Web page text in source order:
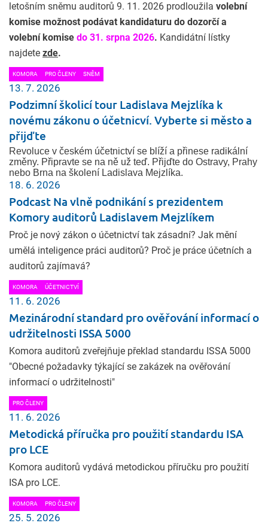
letošním sněmu auditorů 9. 11. 2026 prodloužila volební
komise možnost podávat kandidaturu do dozorčí a
volební komise do 31. srpna 2026. Kandidátní lístky
najdete zde.
KOMORA PRO ČLENY SNĚM
13. 7. 2026
Podzimní školicí tour Ladislava Mejzlíka k
novému zákonu o účetnicví. Vyberte si město a
přijďte
Revoluce v českém účetnictví se blíží a přinese radikální
změny. Připravte se na ně už teď. Přijďte do Ostravy, Prahy
nebo Brna na školení Ladislava Mejzlíka.
18. 6. 2026
Podcast Na vlně podnikání s prezidentem
Komory auditorů Ladislavem Mejzlíkem
Proč je nový zákon o účetnictví tak zásadní? Jak mění
umělá inteligence práci auditorů? Proč je práce účetních a
auditorů zajímavá?
KOMORA ÚČETNICTVÍ
11. 6. 2026
Mezinárodní standard pro ověřování informací o
udržitelnosti ISSA 5000
Komora auditorů zveřejňuje překlad standardu ISSA 5000
"Obecné požadavky týkající se zakázek na ověřování
informací o udržitelnosti"
PRO ČLENY
11. 6. 2026
Metodická příručka pro použití standardu ISA
pro LCE
Komora auditorů vydává metodickou příručku pro použití
ISA pro LCE.
KOMORA PRO ČLENY
25. 5. 2026